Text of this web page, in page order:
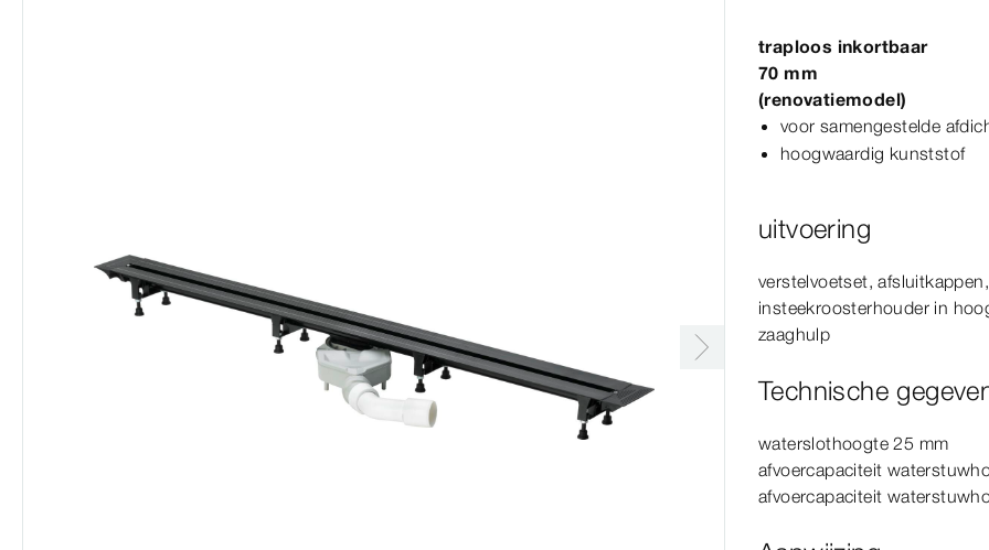
traploos inkortbaar
70 mm
(renovatiemodel)
voor samengestelde
hoogwaardig kunststof
uitvoering
verstelvoetset,
insteekroosterhouder in
zaaghulp
Technische
waterslothoogte 25 mm
afvoercapaciteit
afvoercapaciteit